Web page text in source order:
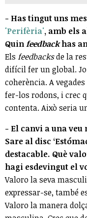
- Has tingut uns
'Perifèria', amb els
Quinfeedbackhas
Els feedbacksde la
difícil fer un global.
coherència. A
fer-los rodons, i crec
contenta. Això seria
- El canvi a una
Sare al disc
destacable. Què
hagi esdevingut el
Valoro la seva
expressar-se, també
Valoro la manera